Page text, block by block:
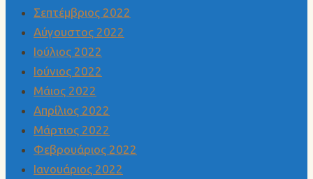
Σεπτέμβριος 2022
Αύγουστος 2022
Ιούλιος 2022
Ιούνιος 2022
Μάιος 2022
Απρίλιος 2022
Μάρτιος 2022
Φεβρουάριος 2022
Ιανουάριος 2022